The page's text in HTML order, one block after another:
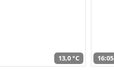
13,0 °C 16:05